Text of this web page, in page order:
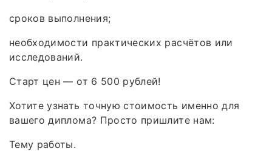
сроков выполнения;
необходимости практических расчётов или
исследований.
Старт цен — от 6 500 рублей!
Хотите узнать точную стоимость именно для
вашего диплома? Просто пришлите нам:
Тему работы.